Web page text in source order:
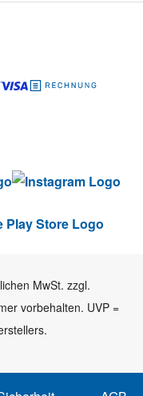
MwSt. zzgl.
vorbehalten. UVP =